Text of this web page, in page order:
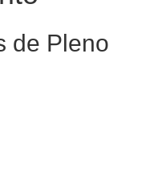
de Pleno